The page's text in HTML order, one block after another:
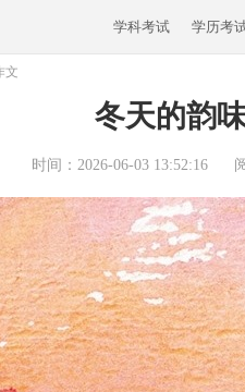
学科考试 学历考
文
冬天的韵
时间：2026-06-03 13:52:16